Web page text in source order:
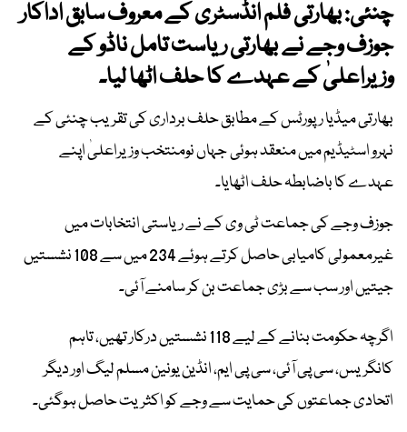
چنئی: بھارتی فلم انڈسٹری کے معروف سابق اداکار
جوزف وجے نے بھارتی ریاست تامل ناڈو کے
وزیراعلیٰ کے عہدے کا حلف اٹھا لیا۔
بھارتی میڈیا رپورٹس کے مطابق حلف برداری کی تقریب چنئی کے
نہرو اسٹیڈیم میں منعقد ہوئی جہاں نومنتخب وزیراعلیٰ اپنے
عہدے کا باضابطہ حلف اٹھایا۔
جوزف وجے کی جماعت ٹی وی کے نے ریاستی انتخابات میں
غیرمعمولی کامیابی حاصل کرتے ہوئے 234 میں سے 108 نشستیں
جیتیں اور سب سے بڑی جماعت بن کر سامنے آئی۔
اگرچہ حکومت بنانے کے لیے 118 نشستیں درکار تھیں، تاہم
کانگریس، سی پی آئی، سی پی ایم، انڈین یونین مسلم لیگ اور دیگر
اتحادی جماعتوں کی حمایت سے وجے کو اکثریت حاصل ہوگئی۔